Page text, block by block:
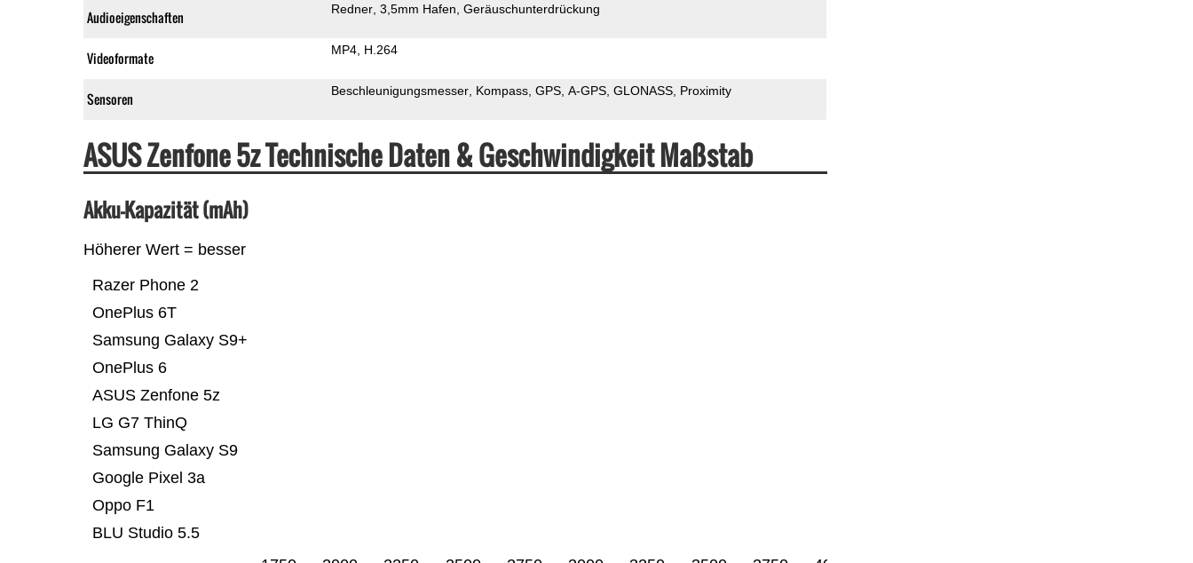
Audioeigenschaften Redner 3,5mm Hafen Geräuschunterdrückung
Videoformate MP4 H.264
Sensoren Beschleunigungsmesser Kompass GPS A-GPS GLONASS Proximity
ASUS Zenfone 5z Technische Daten & Geschwindigkeit Maßstab
Akku-Kapazität (mAh)
Höherer Wert = besser
BLU Studio 5.5
Oppo F1
Google Pixel 3a
Samsung Galaxy S9
LG G7 ThinQ
ASUS Zenfone 5z
OnePlus 6
Samsung Galaxy S9+
OnePlus 6T
Razer Phone 2